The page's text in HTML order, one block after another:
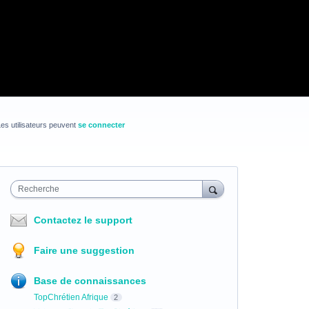
utilisateurs peuvent se connecter
Recherche
Contactez le support
Faire une suggestion
Base de connaissances
TopChrétien Afrique 2